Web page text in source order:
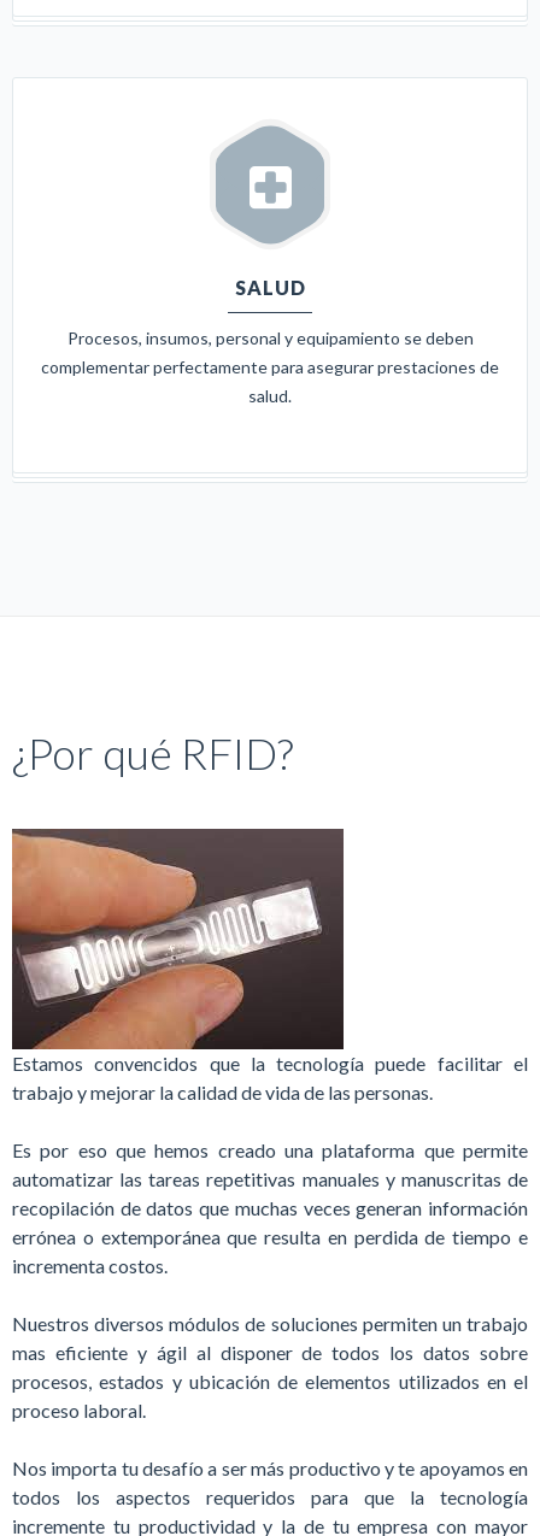
SALUD
Procesos, insumos, personal y equipamiento se deben
complementar perfectamente para asegurar prestaciones de
salud.
¿Por qué RFID?
Estamos convencidos que la tecnología puede facilitar el
trabajo y mejorar la calidad de vida de las personas.
Es por eso que hemos creado una plataforma que permite
automatizar las tareas repetitivas manuales y manuscritas de
recopilación de datos que muchas veces generan información
errónea o extemporánea que resulta en perdida de tiempo e
incrementa costos.
Nuestros diversos módulos de soluciones permiten un trabajo
mas eficiente y ágil al disponer de todos los datos sobre
procesos, estados y ubicación de elementos utilizados en el
proceso laboral.
Nos importa tu desafío a ser más productivo y te apoyamos en
todos los aspectos requeridos para que la tecnología
incremente tu productividad y la de tu empresa con mayor